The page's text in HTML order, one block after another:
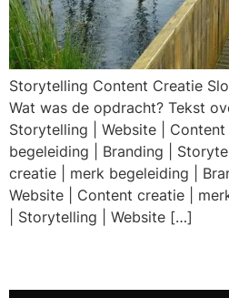
Storytelling Content Creatie
Wat was de opdracht? Tekst
Storytelling | Website |
begeleiding | Branding |
creatie | merk begeleiding |
Website | Content creatie |
| Storytelling | Website […]